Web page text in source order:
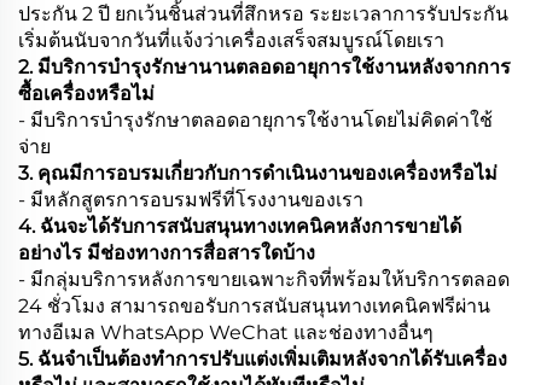
ประกัน 2 ปี ยกเว้นชิ้นส่วนที่สึกหรอ ระยะเวลาการรับประกัน
เริ่มต้นนับจากวันที่แจ้งว่าเครื่องเสร็จสมบูรณ์โดยเรา
2. มีบริการบำรุงรักษานานตลอดอายุการใช้งานหลังจากการ
ซื้อเครื่องหรือไม่
- มีบริการบำรุงรักษาตลอดอายุการใช้งานโดยไม่คิดค่าใช้
จ่าย
3. คุณมีการอบรมเกี่ยวกับการดำเนินงานของเครื่องหรือไม่
- มีหลักสูตรการอบรมฟรีที่โรงงานของเรา
4. ฉันจะได้รับการสนับสนุนทางเทคนิคหลังการขายได้
อย่างไร มีช่องทางการสื่อสารใดบ้าง
- มีกลุ่มบริการหลังการขายเฉพาะกิจที่พร้อมให้บริการตลอด
24 ชั่วโมง สามารถขอรับการสนับสนุนทางเทคนิคฟรีผ่าน
ทางอีเมล WhatsApp WeChat และช่องทางอื่นๆ
5. ฉันจำเป็นต้องทำการปรับแต่งเพิ่มเติมหลังจากได้รับเครื่อง